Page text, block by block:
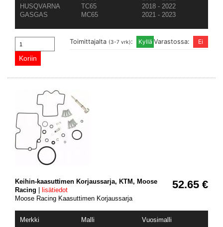
HUSQVARNA
TC65
2018 - 2022
GASGAS
MC65 2021 - 2023
Varastossa:
Toimittajalta (3-7 vrk):
52.65 €
Keihin-kaasuttimen Korjaussarja, KTM, Moose
Racing
lisätiedot
Moose Racing Kaasuttimen Korjaussarja
Merkki Malli
Vuosimalli